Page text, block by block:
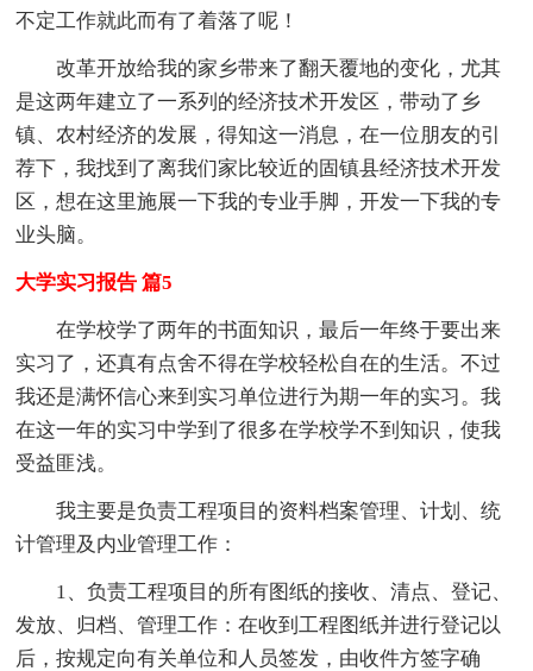
不定工作就此而有了着落了呢！
改革开放给我的家乡带来了翻天覆地的变化，尤其
是这两年建立了一系列的经济技术开发区，带动了乡
镇、农村经济的发展，得知这一消息，在一位朋友的引
荐下，我找到了离我们家比较近的固镇县经济技术开发
区，想在这里施展一下我的专业手脚，开发一下我的专
业头脑。
大学实习报告 篇5
在学校学了两年的书面知识，最后一年终于要出来
实习了，还真有点舍不得在学校轻松自在的生活。不过
我还是满怀信心来到实习单位进行为期一年的实习。我
在这一年的实习中学到了很多在学校学不到知识，使我
受益匪浅。
我主要是负责工程项目的资料档案管理、计划、统
计管理及内业管理工作：
1、负责工程项目的所有图纸的接收、清点、登记、
发放、归档、管理工作：在收到工程图纸并进行登记以
后，按规定向有关单位和人员签发，由收件方签字确